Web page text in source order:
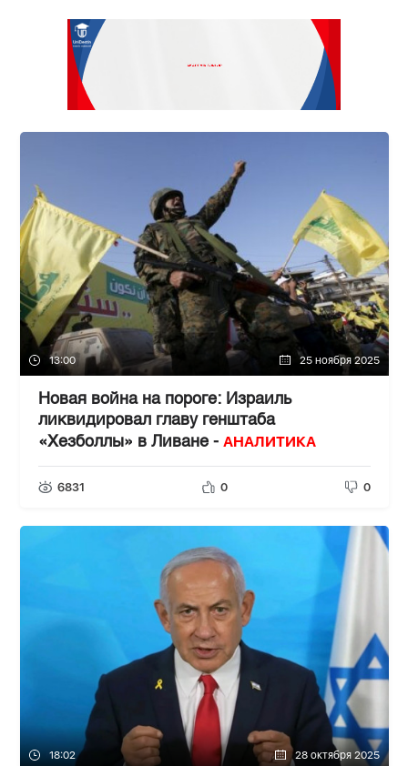
13:00 25 ноября 2025
Новая война на пороге: Израиль
ликвидировал главу генштаба
«Хезболлы» в Ливане - АНАЛИТИКА
6831 0 0
18:02 28 октября 2025